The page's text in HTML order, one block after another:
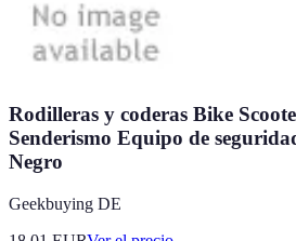
Rodilleras y coderas Bike
Senderismo Equipo de
Negro
Geekbuying DE